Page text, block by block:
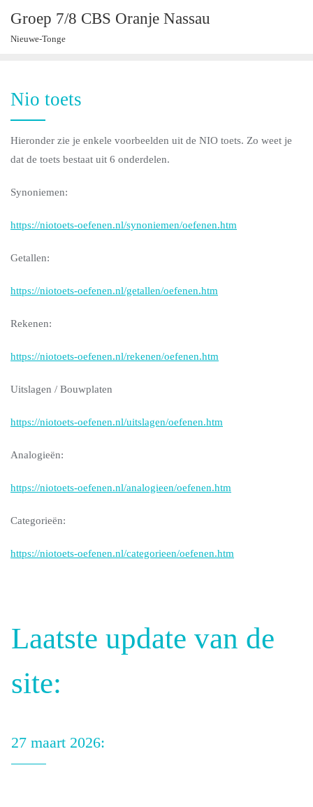
naarGroep 7/8 CBS Oranje Nassau
Nieuwe-Tonge
Nio toets
Hieronder zie je enkele voorbeelden uit de NIO toets. Zo weet je
dat de toets bestaat uit 6 onderdelen.
Synoniemen:
https://niotoets-oefenen.nl/synoniemen/oefenen.htm
Getallen:
https://niotoets-oefenen.nl/getallen/oefenen.htm
Rekenen:
https://niotoets-oefenen.nl/rekenen/oefenen.htm
Uitslagen / Bouwplaten
https://niotoets-oefenen.nl/uitslagen/oefenen.htm
Analogieën:
https://niotoets-oefenen.nl/analogieen/oefenen.htm
Categorieën:
https://niotoets-oefenen.nl/categorieen/oefenen.htm
Laatste update van de
site:
27 maart 2026: